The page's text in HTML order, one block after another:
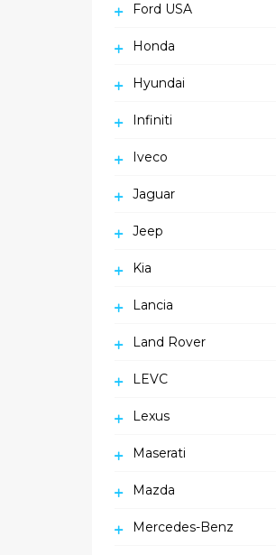
Ford USA
Honda
Hyundai
Infiniti
Iveco
Jaguar
Jeep
Kia
Lancia
Land Rover
LEVC
Lexus
Maserati
Mazda
Mercedes-Benz